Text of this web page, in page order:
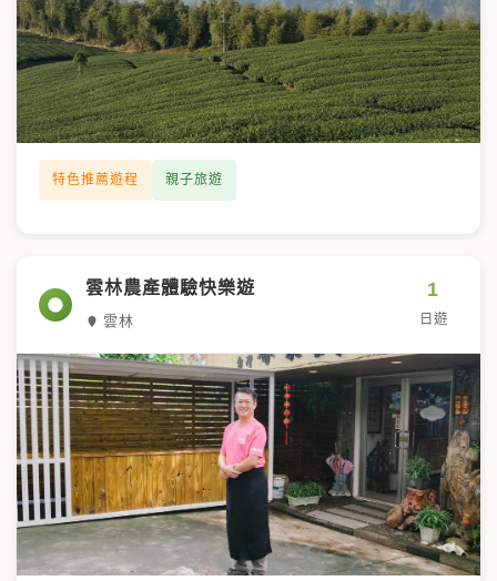
特色推薦遊程 親子旅遊
雲林農產體驗快樂遊
雲林
1
日遊